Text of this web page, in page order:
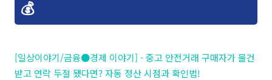
💰
[일상이야기/금융●경제 이야기] - 중고 안전거래 구매자가 물건
받고 연락 두절 됐다면? 자동 정산 시점과 확인법!